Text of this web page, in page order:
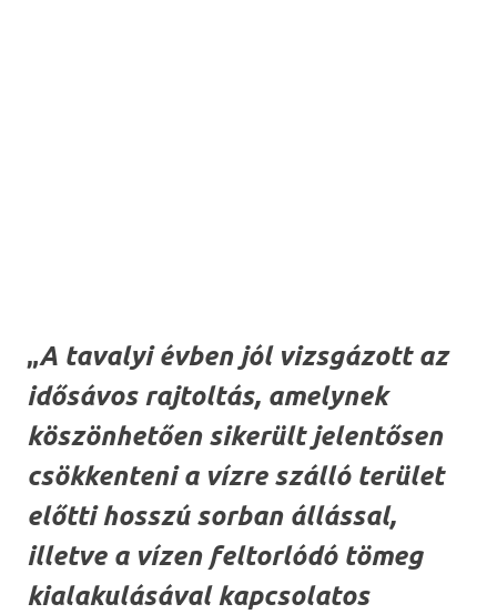
„A tavalyi évben jól vizsgázott az
idősávos rajtoltás, amelynek
köszönhetően sikerült jelentősen
csökkenteni a vízre szálló terület
előtti hosszú sorban állással,
illetve a vízen feltorlódó tömeg
kialakulásával kapcsolatos